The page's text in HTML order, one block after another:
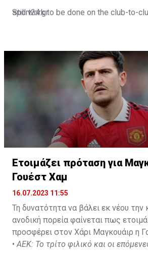
Still work to be done on the club-to-
Al-Ahli hope to move fast.🇸🇦
pic.twitter.com/Z0SmniQXIP
— Ben Jacobs (@JacobsBen)
July 15,
sport24.gr
Ετοιμάζει πρόταση για
Γουέστ Χαμ
16.07.2023 11:55
Τη δυνατότητα να βάλει εκ νέου την
ανοδική πορεία φαίνεται πως
προσφέρει στον Χάρι Μαγκουάιρ η
• ΑΕΚ: Το τρίτο φιλικό και οι